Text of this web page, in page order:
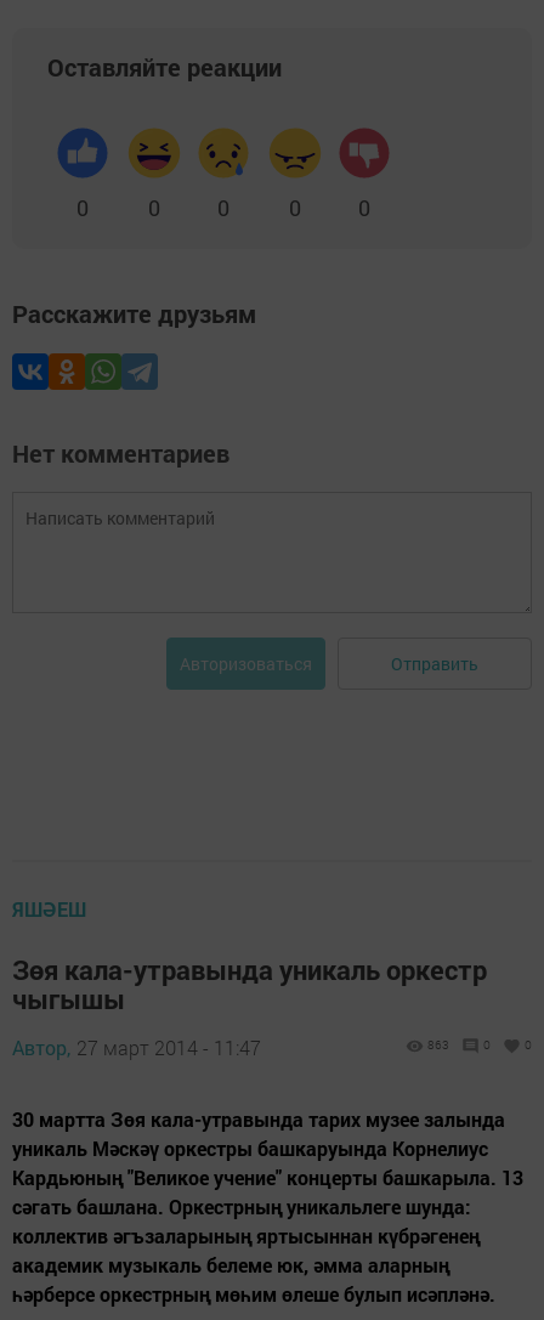
Оставляйте реакции
0 0 0 0 0
Расскажите друзьям
Нет комментариев
Авторизоваться Отправить
ЯШӘЕШ
Зөя кала-утравында уникаль оркестр
чыгышы
Автор, 27 март 2014 - 11:47 863 0 0
30 мартта Зөя кала-утравында тарих музее залында
уникаль Мәскәү оркестры башкаруында Корнелиус
Кардьюның "Великое учение" концерты башкарыла. 13
сәгать башлана. Оркестрның уникальлеге шунда:
коллектив әгъзаларының яртысыннан күбрәгенең
академик музыкаль белеме юк, әмма аларның
һәрберсе оркестрның мөһим өлеше булып исәпләнә.